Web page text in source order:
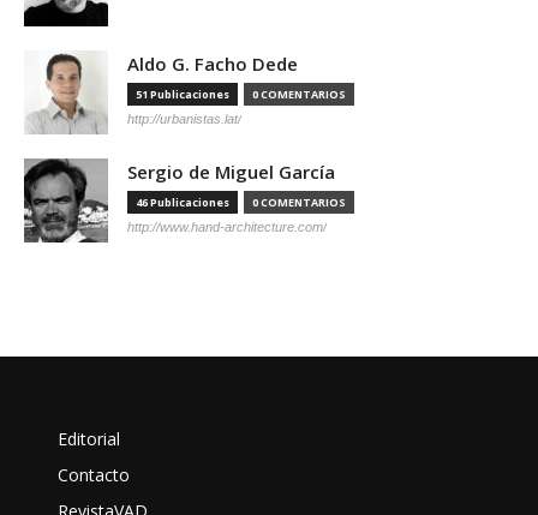
Aldo G. Facho Dede
51 Publicaciones 0 COMENTARIOS
http://urbanistas.lat/
Sergio de Miguel García
46 Publicaciones 0 COMENTARIOS
http://www.hand-architecture.com/
Editorial
Contacto